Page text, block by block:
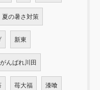
夏の暑さ対策
新東
がんばれ川田
苺大福 漆喰